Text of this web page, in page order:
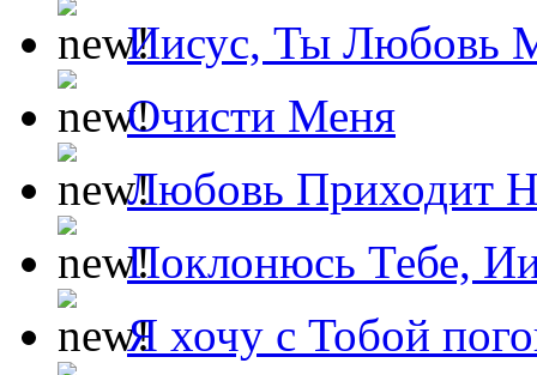
Иисус, Ты Любовь
Очисти Меня
Любовь Приходит
Поклонюсь Тебе,
Я хочу с Тобой